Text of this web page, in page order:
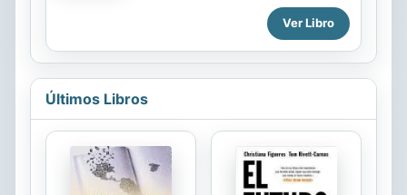
Búfalo de Metal, venerado en China
por ser el "símbolo de la integración
familiar, la...
comprender y conocer mejor tu
relación con la comida, así como a
promover tu salud alimentaria y
emocional. A través de estas bonitas
páginas ilustradas, descubrirás los
pasos necesarios para disfrutar de
alimentación y la psicología. También
obtendrás, de manera sencilla, las
herramientas necesarias para indagar
estos dos pilares fundamentales y
Ver Libro
Últimos Libros